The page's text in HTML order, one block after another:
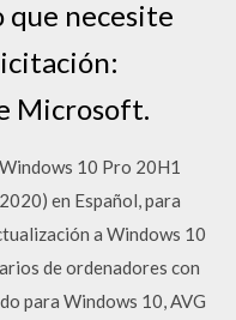
que necesite
Microsoft.
10 Pro 20H1
en Español, para
a Windows 10
de ordenadores con
para Windows 10, AVG